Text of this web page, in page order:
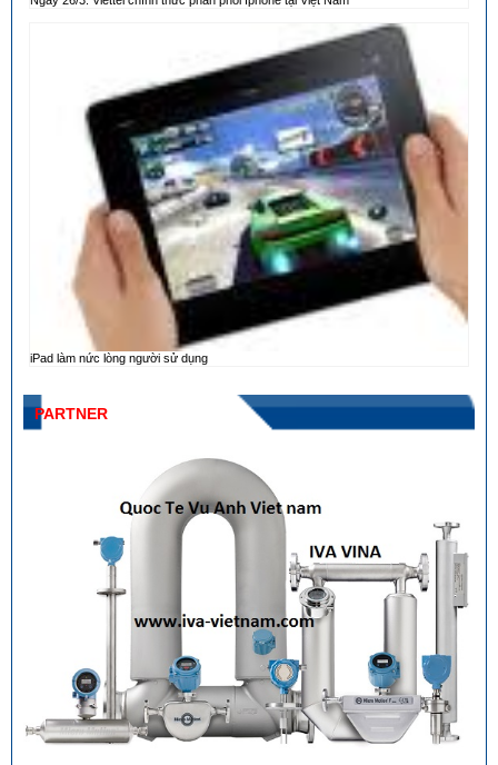
iPad làm nức lòng người sử dụng
PARTNER